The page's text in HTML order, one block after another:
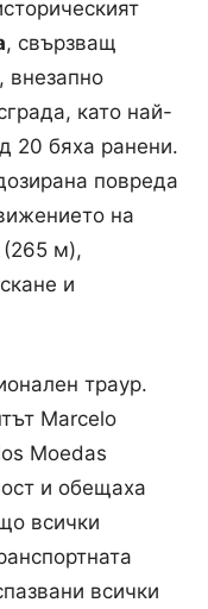
, свързващ
внезапно
като най-
20 бяха ранени.
повреда
на
(265 м),
и
траур.
Marcelo
Moedas
и обещаха
всички
всички